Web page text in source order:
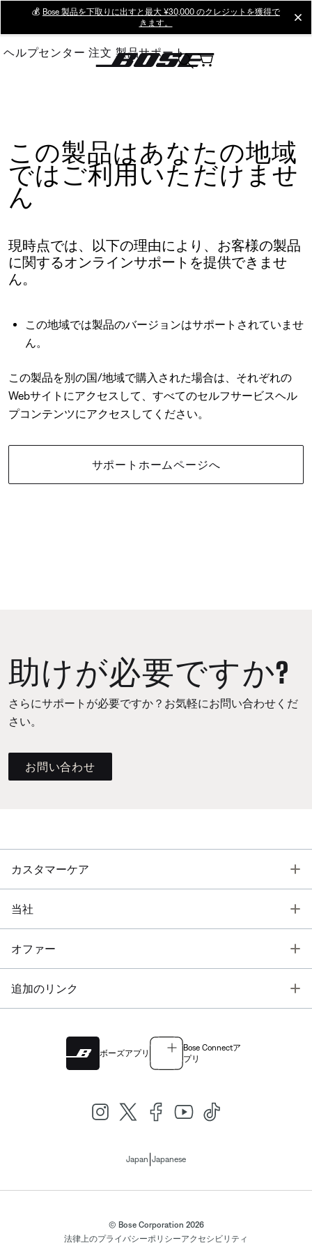
Main
💰 Bose 製品を下取りに出すと最大 ¥30,000 のクレジットを獲得で
きます。
ヘルプセンター 注文 製品サポート
この製品はあなたの地域
ではご利用いただけませ
ん
現時点では、以下の理由により、お客様の製品
に関するオンラインサポートを提供できませ
ん。
この地域では製品のバージョンはサポートされていませ
ん。
この製品を別の国/地域で購入された場合は、それぞれの
Webサイトにアクセスして、すべてのセルフサービスヘル
プコンテンツにアクセスしてください。
サポートホームページへ
助けが必要ですか?
さらにサポートが必要ですか？お気軽にお問い合わせくだ
さい。
お問い合わせ
カスタマーケア
当社
オファー
追加のリンク
ボーズアプリ
Bose Connectア
プリ
Japan Japanese
© Bose Corporation 2026
法律上のプライバシーポリシーアクセシビリティ